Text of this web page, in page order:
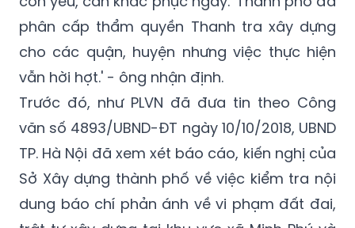
cho các quận, huyện nhưng việc thực hiện
vẫn hời hợt.' - ông nhận định.
Trước đó, như PLVN đã đưa tin theo Công
văn số 4893/UBND-ĐT ngày 10/10/2018, UBND
TP. Hà Nội đã xem xét báo cáo, kiến nghị của
Sở Xây dựng thành phố về việc kiểm tra nội
dung báo chí phản ánh về vi phạm đất đai,
trật tự xây dựng tại khu vực xã Minh Phú và
xã Minh Trí, huyện Sóc Sơn.